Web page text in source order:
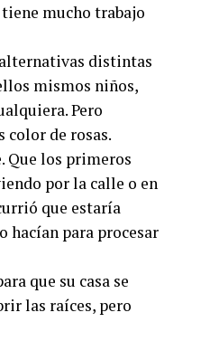
tiene mucho trabajo
distintas
mismos niños,
Pero
color de rosas.
Que los primeros
por la calle o en
que estaría
hacían para procesar
que su casa se
las raíces, pero